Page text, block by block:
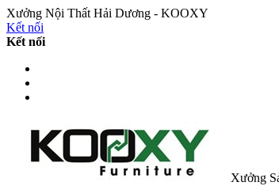
Xưởng Nội Thất Hải Dương - KOOXY
Kết nối
Kết nối
Xưởng